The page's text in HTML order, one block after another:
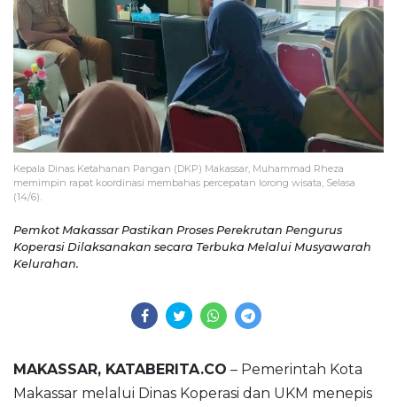
Kepala Dinas Ketahanan Pangan (DKP) Makassar, Muhammad Rheza
memimpin rapat koordinasi membahas percepatan lorong wisata, Selasa
(14/6).
Pemkot Makassar Pastikan Proses Perekrutan Pengurus
Koperasi Dilaksanakan secara Terbuka Melalui Musyawarah
Kelurahan.
MAKASSAR, KATABERITA.CO – Pemerintah Kota
Makassar melalui Dinas Koperasi dan UKM menepis